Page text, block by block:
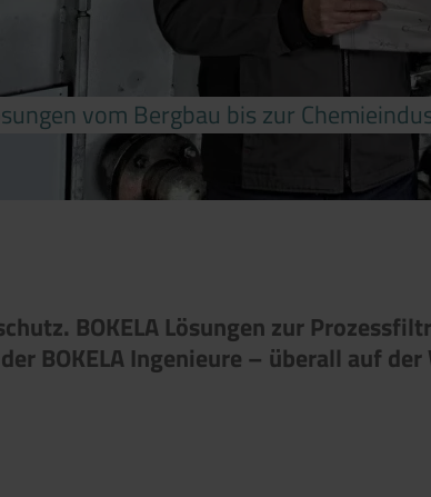
vom Bergbau bis zur
BOKELA Lösungen zur
BOKELA Ingenieure – überall auf